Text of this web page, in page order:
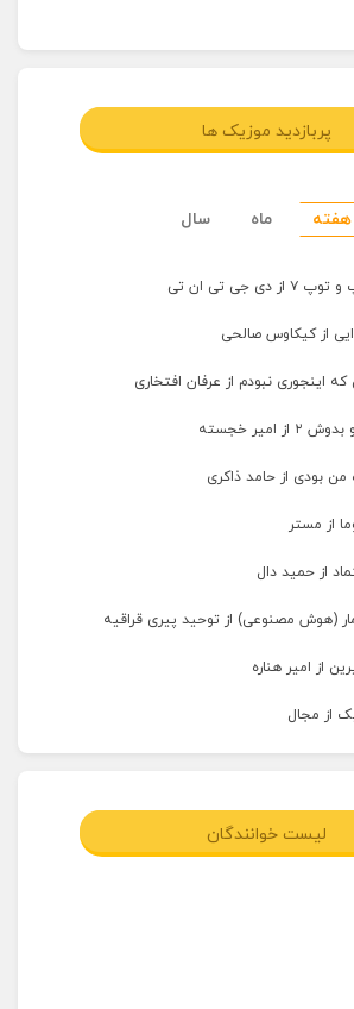
پربازدید موزیک ها
هفته ماه سال
جی تی ان تی
از کیکاوس صالحی
اینجوری نبودم از عرفان افتخاری
امیر خجسته
من بودی از حامد ذاکری
از مستر
از حمید دال
(هوش مصنوعی) از توحید پیری قراقیه
از امیر هناره
از مجال
لیست خوانندگان